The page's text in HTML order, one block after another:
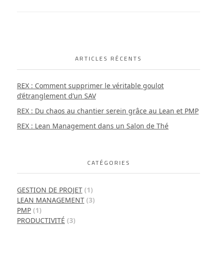
ARTICLES RÉCENTS
REX : Comment supprimer le véritable goulot
d’étranglement d’un SAV
REX : Du chaos au chantier serein grâce au Lean et PMP
REX : Lean Management dans un Salon de Thé
CATÉGORIES
GESTION DE PROJET (1)
LEAN MANAGEMENT (3)
PMP (1)
PRODUCTIVITÉ (3)